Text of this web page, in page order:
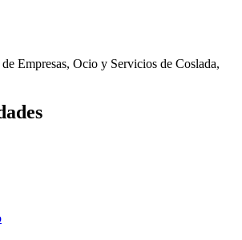
Empresas, Ocio y Servicios de Coslada,